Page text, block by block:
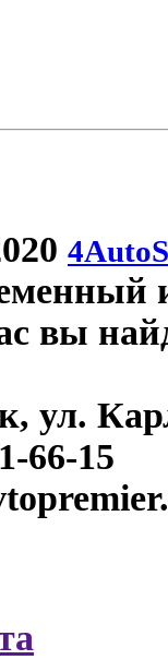
вы
ул.
66-15